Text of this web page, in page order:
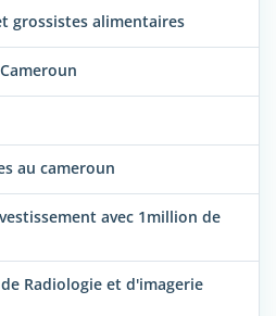
grossistes alimentaires
au cameroun
avec 1million de
Radiologie et d'imagerie